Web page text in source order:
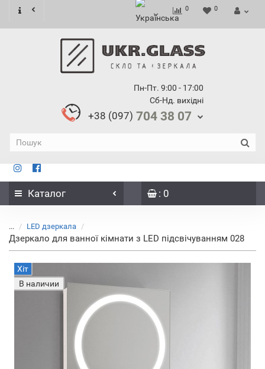
0 0
Пн-Пт. 9:00 - 17:00
Сб-Нд. вихідні
+38 (097) 704 38 07
Каталог : 0
... LED дзеркала
Дзеркало для ванної кімнати з LED підсвічуванням 028
Хіт
В наличии